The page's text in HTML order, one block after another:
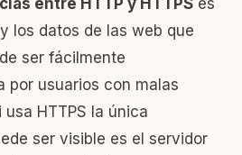
los datos de las web que
ser fácilmente
por usuarios con malas
HTTPS la única
ser visible es el servidor